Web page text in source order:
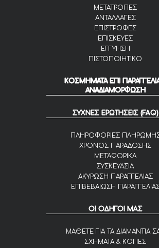
ΜΕΤΑΤΡΟΠΕΣ
ΑΝΤΑΛΛΑΓΕΣ
ΕΠΙΣΤΡΟΦΕΣ
ΕΠΙΣΚΕΥΕΣ
ΕΓΓΥΗΣΗ
ΠΙΣΤΟΠΟΙΗΤΙΚΟ
ΚΟΣΜΗΜΑΤΑ ΕΠΙ
ΑΝΑΔΙΑΜΟΡΦΩΣΗ
ΣΥΧΝΕΣ ΕΡΩΤΗΣΕΙΣ (FAQ)
ΠΛΗΡΟΦΟΡΙΕΣ
ΧΡΟΝΟΣ ΠΑΡΑΔΟΣΗΣ
ΜΕΤΑΦΟΡΙΚΑ
ΣΥΣΚΕΥΑΣΙΑ
ΑΚΥΡΩΣΗ ΠΑΡΑΓΓΕΛΙΑΣ
ΕΠΙΒΕΒΑΙΩΣΗ
ΟΙ ΟΔΗΓΟΙ ΜΑΣ
ΜΑΘΕΤΕ ΓΙΑ ΤΑ ΔΙΑΜΑΝΤΙΑ
ΣΧΗΜΑΤΑ & ΚΟΠΕΣ